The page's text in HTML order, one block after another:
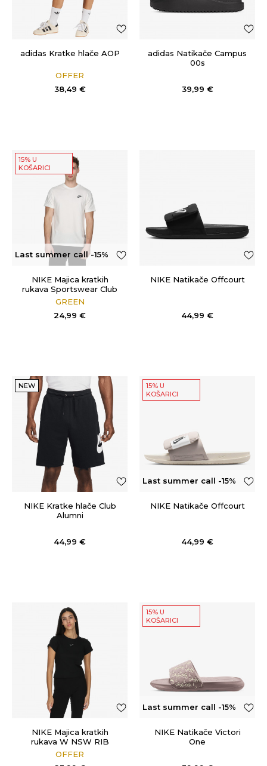
adidas Kratke hlače AOP
OFFER
38,49 €
adidas Natikače Campus
00s
39,99 €
15% U
KOŠARICI
Last summer call -15%
NIKE Majica kratkih
rukava Sportswear Club
GREEN
24,99 €
NIKE Natikače Offcourt
44,99 €
NEW
NIKE Kratke hlače Club
Alumni
44,99 €
15% U
KOŠARICI
Last summer call -15%
OFF
NIKE Natikače Offcourt
44,99 €
NIKE Majica kratkih
rukava W NSW RIB
TGHT SS TEE
OFFER
15% U
KOŠARICI
Last summer call -15%
OFFNIKE Natikače Victori
One